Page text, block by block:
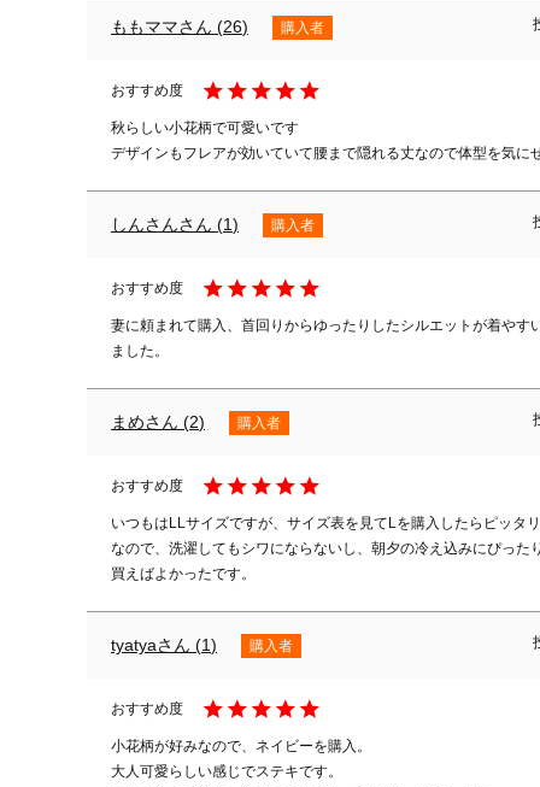
ももママ 26 購入者
秋らしい小花柄で可愛いです
デザインもフレアが効いていて腰まで隠れる丈なので体型を気に
しんさん 1 購入者
妻に頼まれて購入、首回りからゆったりしたシルエットが着やす
ました。
まめ 2 購入者
いつもはLLサイズですが、サイズ表を見てLを購入したらピッタ
なので、洗濯してもシワにならないし、朝夕の冷え込みにぴった
買えばよかったです。
tyatya 1 購入者
小花柄が好みなので、ネイビーを購入。
大人可愛らしい感じでステキです。